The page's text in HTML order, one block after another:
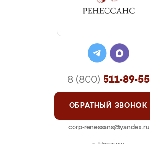
8 (800) 511-89-55
ОБРАТНЫЙ ЗВОНОК
corp-renessans@yandex.ru